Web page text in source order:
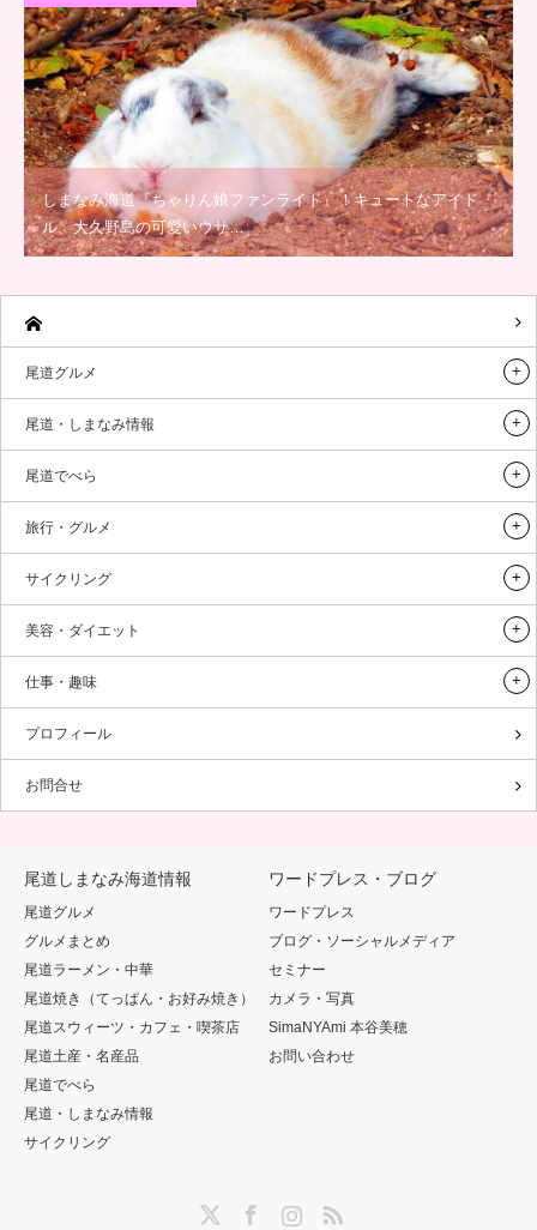
しまなみ海道『ちゃりん娘ファンライド』！キュートなアイド
ル、大久野島の可愛いウサ…
尾道グルメ
尾道・しまなみ情報
尾道でべら
旅行・グルメ
サイクリング
美容・ダイエット
仕事・趣味
プロフィール
お問合せ
尾道しまなみ海道情報
尾道グルメ
グルメまとめ
尾道ラーメン・中華
尾道焼き（てっぱん・お好み焼き）
尾道スウィーツ・カフェ・喫茶店
尾道土産・名産品
尾道でべら
尾道・しまなみ情報
サイクリング
ワードプレス・ブログ
ワードプレス
ブログ・ソーシャルメディア
セミナー
カメラ・写真
SimaNYAmi 本谷美穂
お問い合わせ
InstagramRSS